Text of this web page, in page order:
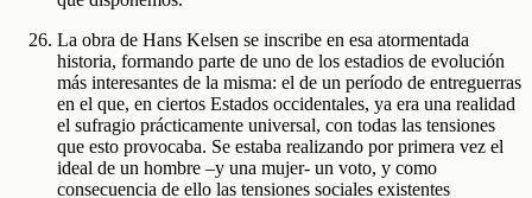
La obra de Hans Kelsen se inscribe en esa atormentada
historia, formando parte de uno de los estadios de evolución
más interesantes de la misma: el de un período de entreguerras
en el que, en ciertos Estados occidentales, ya era una realidad
el sufragio prácticamente universal, con todas las tensiones
que esto provocaba. Se estaba realizando por primera vez el
ideal de un hombre –y una mujer- un voto, y como
consecuencia de ello las tensiones sociales existentes